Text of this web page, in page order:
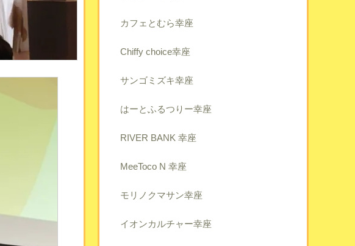
カフェとむら幸座
Chiffy choice幸座
サンゴミズキ幸座
はーとふるつりー幸座
RIVER BANK 幸座
MeeToco N 幸座
モリノクマサン幸座
イオンカルチャー幸座